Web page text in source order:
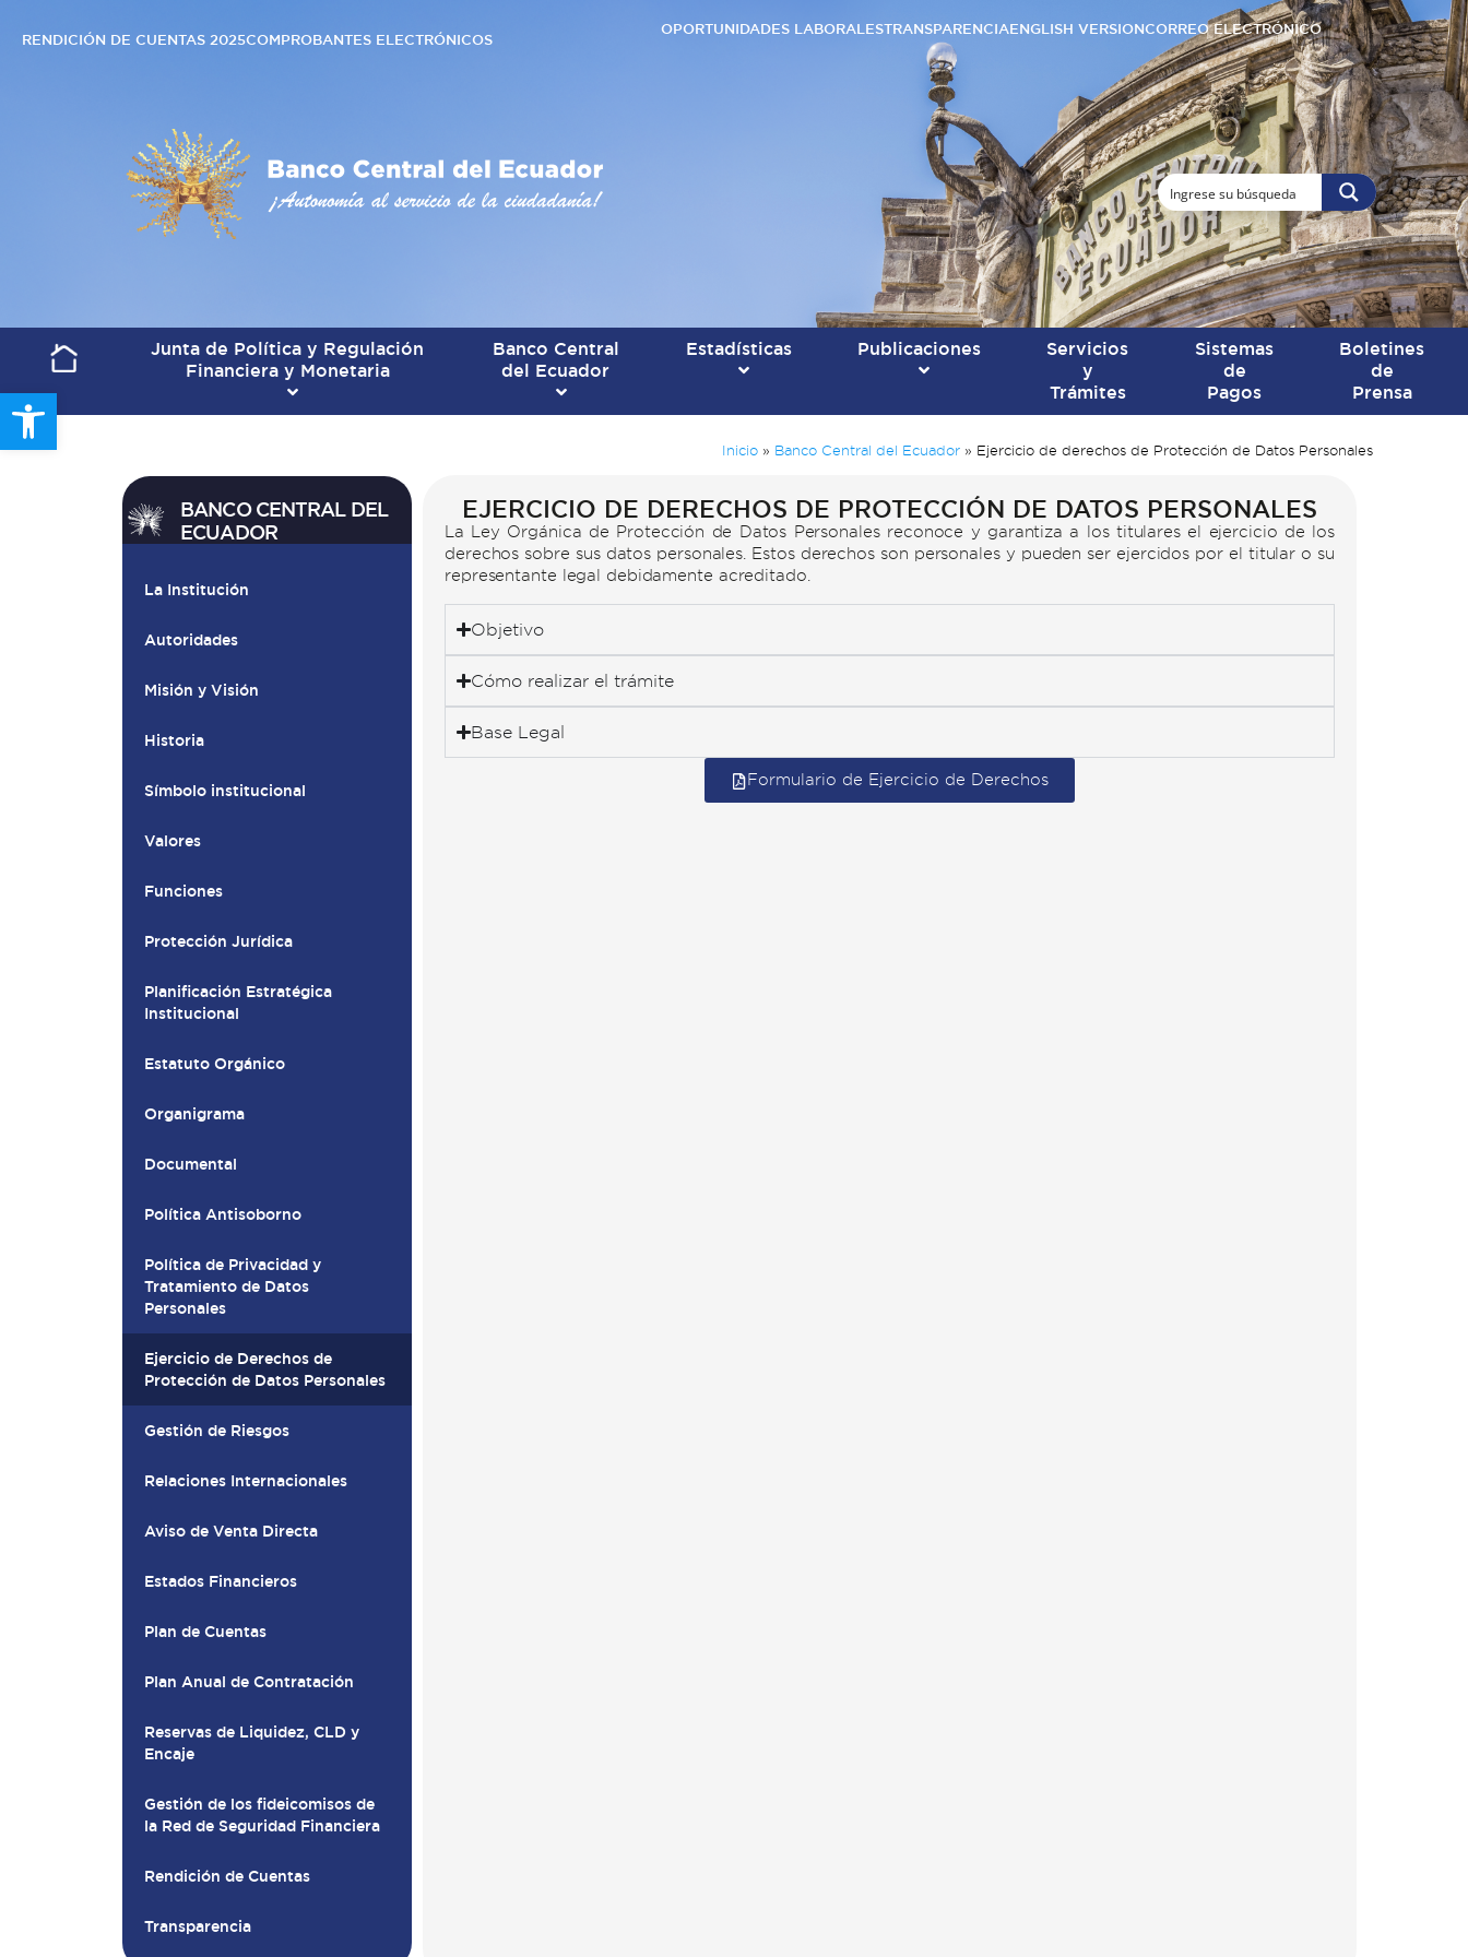
Open toolbar
RENDICIÓN DE CUENTAS 2025COMPROBANTES ELECTRÓNICOS
OPORTUNIDADES LABORALESTRANSPARENCIAENGLISH VERSIONCORREO ELECTRÓNICO
Junta de Política y Regulación
Financiera y Monetaria
Banco Central
del Ecuador
Estadísticas Publicaciones
Servicios
y
Trámites
Sistemas
de
Pagos
Boletines
de
Prensa
Inicio » Banco Central del Ecuador » Ejercicio de derechos de Protección de Datos Personales
BANCO CENTRAL DEL
ECUADOR
La Institución
Autoridades
Misión y Visión
Historia
Símbolo institucional
Valores
Funciones
Protección Jurídica
Planificación Estratégica
Institucional
Estatuto Orgánico
Organigrama
Documental
Política Antisoborno
Política de Privacidad y
Tratamiento de Datos
Personales
Ejercicio de Derechos de
Protección de Datos Personales
Gestión de Riesgos
Relaciones Internacionales
Aviso de Venta Directa
Estados Financieros
Plan de Cuentas
Plan Anual de Contratación
Reservas de Liquidez, CLD y
Encaje
Gestión de los fideicomisos de
la Red de Seguridad Financiera
Rendición de Cuentas
Transparencia
EJERCICIO DE DERECHOS DE PROTECCIÓN DE DATOS PERSONALES
La Ley Orgánica de Protección de Datos Personales reconoce y garantiza a los titulares el ejercicio de los
derechos sobre sus datos personales. Estos derechos son personales y pueden ser ejercidos por el titular o su
representante legal debidamente acreditado.
Objetivo
Cómo realizar el trámite
Base Legal
Formulario de Ejercicio de Derechos